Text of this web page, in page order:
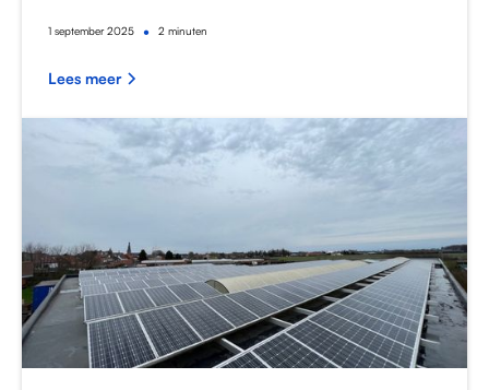
1 september 2025 • 2 minuten
Lees meer